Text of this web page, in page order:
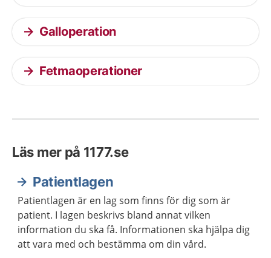
Galloperation
Fetmaoperationer
Läs mer på 1177.se
Patientlagen
Patientlagen är en lag som finns för dig som är
patient. I lagen beskrivs bland annat vilken
information du ska få. Informationen ska hjälpa dig
att vara med och bestämma om din vård.